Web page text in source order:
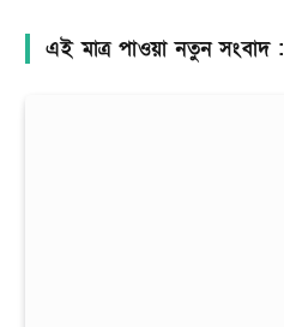
এই মাত্র পাওয়া নতুন সংবাদ :